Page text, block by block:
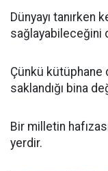
Dünyayı tanırken
sağlayabileceğini
Çünkü kütüphane
saklandığı bina
Bir milletin
yerdir.